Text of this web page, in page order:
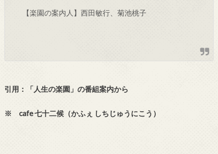
【楽園の案内人】西田敏行、菊池桃子
引用：「人生の楽園」の番組案内から
※ cafe 七十二候（かふぇ しちじゅうにこう）